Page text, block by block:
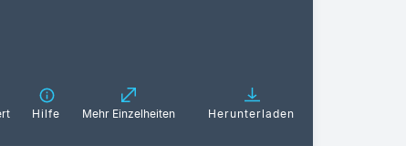
Hilfe Mehr Einzelheiten Herunterladen